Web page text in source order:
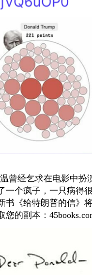
曾经乞求在电影中扮
一个疯子，一只病得
书《给特朗普的信》
您的副本：